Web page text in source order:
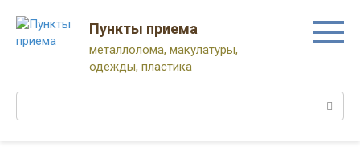
контенту
Пункты приема
металлолома, макулатуры,
одежды, пластика
Поиск: